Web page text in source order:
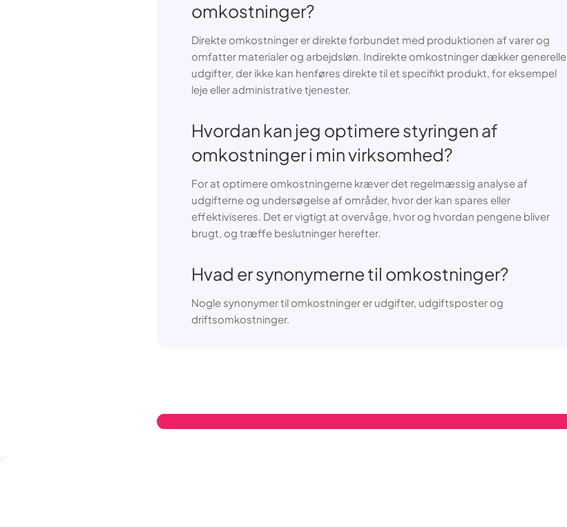
omkostninger?
Direkte omkostninger er direkte forbundet med produktionen af varer og
omfatter materialer og arbejdsløn. Indirekte omkostninger dækker generelle
udgifter, der ikke kan henføres direkte til et specifikt produkt, for eksempel
leje eller administrative tjenester.
Hvordan kan jeg optimere styringen af
omkostninger i min virksomhed?
For at optimere omkostningerne kræver det regelmæssig analyse af
udgifterne og undersøgelse af områder, hvor der kan spares eller
effektiviseres. Det er vigtigt at overvåge, hvor og hvordan pengene bliver
brugt, og træffe beslutninger herefter.
Hvad er synonymerne til omkostninger?
Nogle synonymer til omkostninger er udgifter, udgiftsposter og
driftsomkostninger.